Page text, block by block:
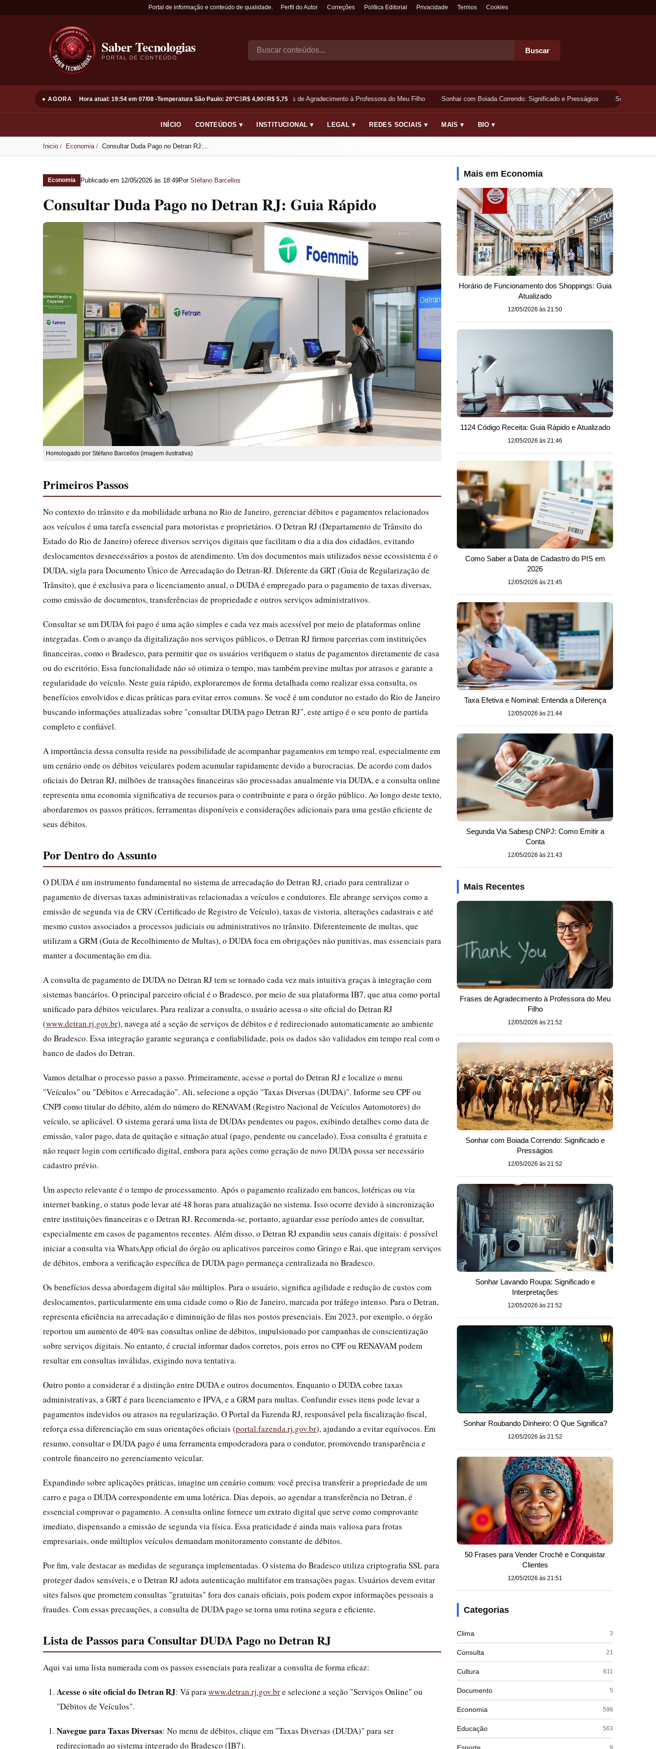
Portal de informação e conteúdo de qualidade. Perfil do Autor Correções Política Editorial Privacidade Termos Cookies
Saber Tecnologias
PORTAL DE CONTEÚDO
Buscar
● AGORA Hora atual: 19:54 em 07/08 -Temperatura São Paulo: 20°C$R$ 4,90€R$ 5,75
Frases de Agradecimento à Professora do Meu Filho Sonhar com Boiada Correndo: Significado e Presságios Sonhar
INÍCIO CONTEÚDOS ▾ INSTITUCIONAL ▾ LEGAL ▾ REDES SOCIAIS ▾ MAIS ▾ BIO ▾
Inicio Economia Consultar Duda Pago no Detran RJ:...
Economia Publicado em 12/05/2026 às 18:49Por Stéfano Barcellos
Consultar Duda Pago no Detran RJ: Guia Rápido
Homologado por Stéfano Barcellos (imagem ilustrativa)
Primeiros Passos
No contexto do trânsito e da mobilidade urbana no Rio de Janeiro, gerenciar débitos e pagamentos relacionados
aos veículos é uma tarefa essencial para motoristas e proprietários. O Detran RJ (Departamento de Trânsito do
Estado do Rio de Janeiro) oferece diversos serviços digitais que facilitam o dia a dia dos cidadãos, evitando
deslocamentos desnecessários a postos de atendimento. Um dos documentos mais utilizados nesse ecossistema é o
DUDA, sigla para Documento Único de Arrecadação do Detran-RJ. Diferente da GRT (Guia de Regularização de
Trânsito), que é exclusiva para o licenciamento anual, o DUDA é empregado para o pagamento de taxas diversas,
como emissão de documentos, transferências de propriedade e outros serviços administrativos.
Consultar se um DUDA foi pago é uma ação simples e cada vez mais acessível por meio de plataformas online
integradas. Com o avanço da digitalização nos serviços públicos, o Detran RJ firmou parcerias com instituições
financeiras, como o Bradesco, para permitir que os usuários verifiquem o status de pagamentos diretamente de casa
ou do escritório. Essa funcionalidade não só otimiza o tempo, mas também previne multas por atrasos e garante a
regularidade do veículo. Neste guia rápido, exploraremos de forma detalhada como realizar essa consulta, os
benefícios envolvidos e dicas práticas para evitar erros comuns. Se você é um condutor no estado do Rio de Janeiro
buscando informações atualizadas sobre "consultar DUDA pago Detran RJ", este artigo é o seu ponto de partida
completo e confiável.
A importância dessa consulta reside na possibilidade de acompanhar pagamentos em tempo real, especialmente em
um cenário onde os débitos veiculares podem acumular rapidamente devido a burocracias. De acordo com dados
oficiais do Detran RJ, milhões de transações financeiras são processadas anualmente via DUDA, e a consulta online
representa uma economia significativa de recursos para o contribuinte e para o órgão público. Ao longo deste texto,
abordaremos os passos práticos, ferramentas disponíveis e considerações adicionais para uma gestão eficiente de
seus débitos.
Por Dentro do Assunto
O DUDA é um instrumento fundamental no sistema de arrecadação do Detran RJ, criado para centralizar o
pagamento de diversas taxas administrativas relacionadas a veículos e condutores. Ele abrange serviços como a
emissão de segunda via de CRV (Certificado de Registro de Veículo), taxas de vistoria, alterações cadastrais e até
mesmo custos associados a processos judiciais ou administrativos no trânsito. Diferentemente de multas, que
utilizam a GRM (Guia de Recolhimento de Multas), o DUDA foca em obrigações não punitivas, mas essenciais para
manter a documentação em dia.
A consulta de pagamento de DUDA no Detran RJ tem se tornado cada vez mais intuitiva graças à integração com
sistemas bancários. O principal parceiro oficial é o Bradesco, por meio de sua plataforma IB7, que atua como portal
unificado para débitos veiculares. Para realizar a consulta, o usuário acessa o site oficial do Detran RJ
(www.detran.rj.gov.br), navega até a seção de serviços de débitos e é redirecionado automaticamente ao ambiente
do Bradesco. Essa integração garante segurança e confiabilidade, pois os dados são validados em tempo real com o
banco de dados do Detran.
Vamos detalhar o processo passo a passo. Primeiramente, acesse o portal do Detran RJ e localize o menu
"Veículos" ou "Débitos e Arrecadação". Ali, selecione a opção "Taxas Diversas (DUDA)". Informe seu CPF ou
CNPJ como titular do débito, além do número do RENAVAM (Registro Nacional de Veículos Automotores) do
veículo, se aplicável. O sistema gerará uma lista de DUDAs pendentes ou pagos, exibindo detalhes como data de
emissão, valor pago, data de quitação e situação atual (pago, pendente ou cancelado). Essa consulta é gratuita e
não requer login com certificado digital, embora para ações como geração de novo DUDA possa ser necessário
cadastro prévio.
Um aspecto relevante é o tempo de processamento. Após o pagamento realizado em bancos, lotéricas ou via
internet banking, o status pode levar até 48 horas para atualização no sistema. Isso ocorre devido à sincronização
entre instituições financeiras e o Detran RJ. Recomenda-se, portanto, aguardar esse período antes de consultar,
especialmente em casos de pagamentos recentes. Além disso, o Detran RJ expandiu seus canais digitais: é possível
iniciar a consulta via WhatsApp oficial do órgão ou aplicativos parceiros como Gringo e Rai, que integram serviços
de débitos, embora a verificação específica de DUDA pago permaneça centralizada no Bradesco.
Os benefícios dessa abordagem digital são múltiplos. Para o usuário, significa agilidade e redução de custos com
deslocamentos, particularmente em uma cidade como o Rio de Janeiro, marcada por tráfego intenso. Para o Detran,
representa eficiência na arrecadação e diminuição de filas nos postos presenciais. Em 2023, por exemplo, o órgão
reportou um aumento de 40% nas consultas online de débitos, impulsionado por campanhas de conscientização
sobre serviços digitais. No entanto, é crucial informar dados corretos, pois erros no CPF ou RENAVAM podem
resultar em consultas inválidas, exigindo nova tentativa.
Outro ponto a considerar é a distinção entre DUDA e outros documentos. Enquanto o DUDA cobre taxas
administrativas, a GRT é para licenciamento e IPVA, e a GRM para multas. Confundir esses itens pode levar a
pagamentos indevidos ou atrasos na regularização. O Portal da Fazenda RJ, responsável pela fiscalização fiscal,
reforça essa diferenciação em suas orientações oficiais (portal.fazenda.rj.gov.br), ajudando a evitar equívocos. Em
resumo, consultar o DUDA pago é uma ferramenta empoderadora para o condutor, promovendo transparência e
controle financeiro no gerenciamento veicular.
Expandindo sobre aplicações práticas, imagine um cenário comum: você precisa transferir a propriedade de um
carro e paga o DUDA correspondente em uma lotérica. Dias depois, ao agendar a transferência no Detran, é
essencial comprovar o pagamento. A consulta online fornece um extrato digital que serve como comprovante
imediato, dispensando a emissão de segunda via física. Essa praticidade é ainda mais valiosa para frotas
empresariais, onde múltiplos veículos demandam monitoramento constante de débitos.
Por fim, vale destacar as medidas de segurança implementadas. O sistema do Bradesco utiliza criptografia SSL para
proteger dados sensíveis, e o Detran RJ adota autenticação multifator em transações pagas. Usuários devem evitar
sites falsos que prometem consultas "gratuitas" fora dos canais oficiais, pois podem expor informações pessoais a
fraudes. Com essas precauções, a consulta de DUDA pago se torna uma rotina segura e eficiente.
Lista de Passos para Consultar DUDA Pago no Detran RJ
Aqui vai uma lista numerada com os passos essenciais para realizar a consulta de forma eficaz:
Acesse o site oficial do Detran RJ: Vá parawww.detran.rj.gov.bre selecione a seção "Serviços Online" ou
"Débitos de Veículos".
Navegue para Taxas Diversas: No menu de débitos, clique em "Taxas Diversas (DUDA)" para ser
redirecionado ao sistema integrado do Bradesco (IB7).
Mais em Economia
Horário de Funcionamento dos Shoppings: Guia
Atualizado
12/05/2026 às 21:50
1124 Código Receita: Guia Rápido e Atualizado
12/05/2026 às 21:46
Como Saber a Data de Cadastro do PIS em
2026
12/05/2026 às 21:45
Taxa Efetiva e Nominal: Entenda a Diferença
12/05/2026 às 21:44
Segunda Via Sabesp CNPJ: Como Emitir a
Conta
12/05/2026 às 21:43
Mais Recentes
Frases de Agradecimento à Professora do Meu
Filho
12/05/2026 às 21:52
Sonhar com Boiada Correndo: Significado e
Presságios
12/05/2026 às 21:52
Sonhar Lavando Roupa: Significado e
Interpretações
12/05/2026 às 21:52
Sonhar Roubando Dinheiro: O Que Significa?
12/05/2026 às 21:52
50 Frases para Vender Crochê e Conquistar
Clientes
12/05/2026 às 21:51
Categorias
Clima 3
Consulta 21
Cultura 611
Documento 5
Economia 598
Educação 563
9